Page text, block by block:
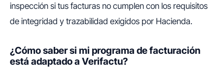
inspección si tus facturas no cumplen con los requisitos
de integridad y trazabilidad exigidos por Hacienda.
¿Cómo saber si mi programa de facturación
está adaptado a Verifactu?